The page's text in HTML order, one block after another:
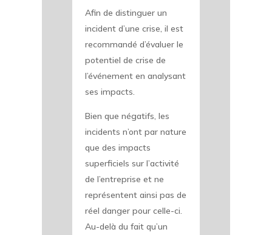
Afin de distinguer un
incident d’une crise, il est
recommandé d’évaluer le
potentiel de crise de
l’événement en analysant
ses impacts.
Bien que négatifs, les
incidents n’ont par nature
que des impacts
superficiels sur l’activité
de l’entreprise et ne
représentent ainsi pas de
réel danger pour celle-ci.
Au-delà du fait qu’un